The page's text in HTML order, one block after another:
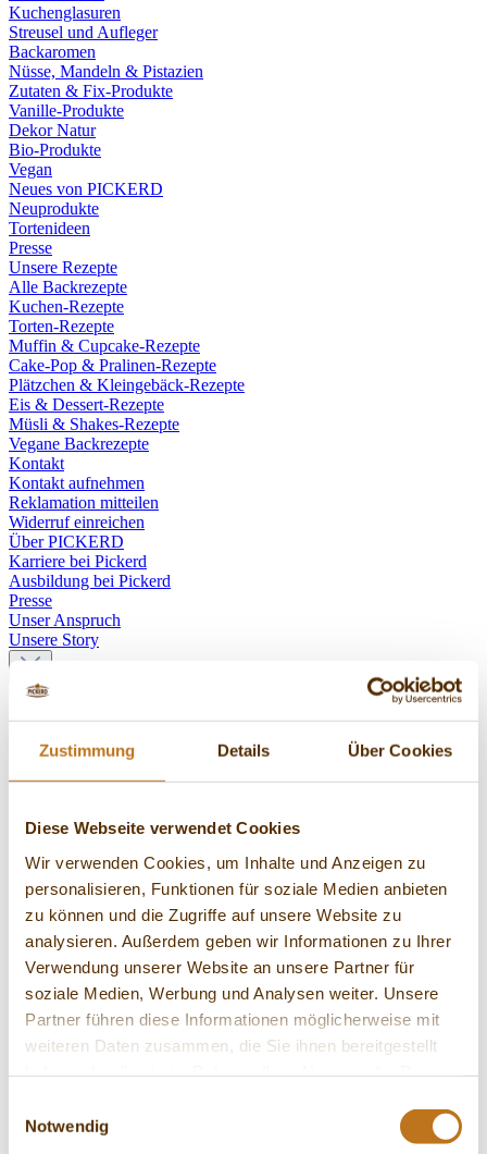
Zustimmung Details Über Cookies
Diese Webseite verwendet Cookies
Wir verwenden Cookies, um Inhalte und Anzeigen zu
personalisieren, Funktionen für soziale Medien anbieten
zu können und die Zugriffe auf unsere Website zu
analysieren. Außerdem geben wir Informationen zu Ihrer
Verwendung unserer Website an unsere Partner für
soziale Medien, Werbung und Analysen weiter. Unsere
Partner führen diese Informationen möglicherweise mit
weiteren Daten zusammen, die Sie ihnen bereitgestellt
Notwendig
Kuchenglasuren
Streusel und Aufleger
Backaromen
Nüsse, Mandeln & Pistazien
Zutaten & Fix-Produkte
Vanille-Produkte
Dekor Natur
Bio-Produkte
Vegan
Neues von PICKERD
Neuprodukte
Tortenideen
Presse
Unsere Rezepte
Alle Backrezepte
Kuchen-Rezepte
Torten-Rezepte
Muffin & Cupcake-Rezepte
Cake-Pop & Pralinen-Rezepte
Plätzchen & Kleingebäck-Rezepte
Eis & Dessert-Rezepte
Müsli & Shakes-Rezepte
Vegane Backrezepte
Kontakt
Kontakt aufnehmen
Reklamation mitteilen
Widerruf einreichen
Über PICKERD
Karriere bei Pickerd
Ausbildung bei Pickerd
Presse
Unser Anspruch
Unsere Story
Kauf vor dem Sturm
November 2022
Sicher navigieren durch
schwierigen Zeiten
Hohe Kostensteigerungen, eine extreme Inflation und
starke Kauf-Zurückhaltung der Verbraucher, das alles ist
gerade eine herausfordernde Mischung für viele
Unternehmen – so auch für PICKERD
antizyklisch zu investieren. Neben der Weiterentwicklung in
die Marke PICKERD geben wir mehr Mittel in die Werbung.
So sind wir erstmals mit einer richtigen Werbekampagne